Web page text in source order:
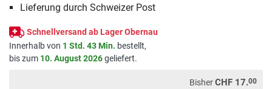
Lieferung durch Schweizer Post
Schnellversand ab Lager Obernau
Innerhalb von 1 Std. 43 Min. bestellt,
bis zum 10. August 2026geliefert.
BisherCHF 17.00